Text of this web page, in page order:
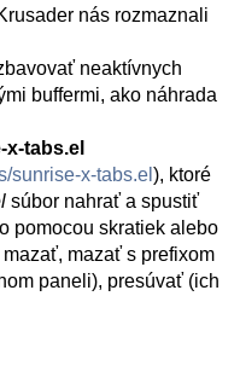
nás rozmaznali
neaktívnych
buffermi, ako náhrada
tabs.el
sunrise-x-tabs.el ), ktoré
súbor nahrať a spustiť
pomocou skratiek alebo
mazať s prefixom
paneli), presúvať (ich